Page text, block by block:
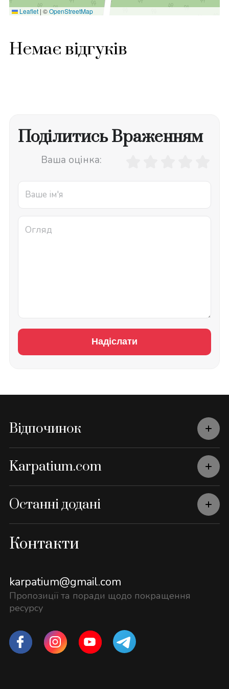
Leaflet | ©OpenStreetMap
Немає відгуків
Поділитись Враженням
Ваша оцінка:
Надіслати
Відпочинок
Karpatium.com
Останні додані
Контакти
karpatium@gmail.com
Пропозиції та поради щодо покращення
ресурсу